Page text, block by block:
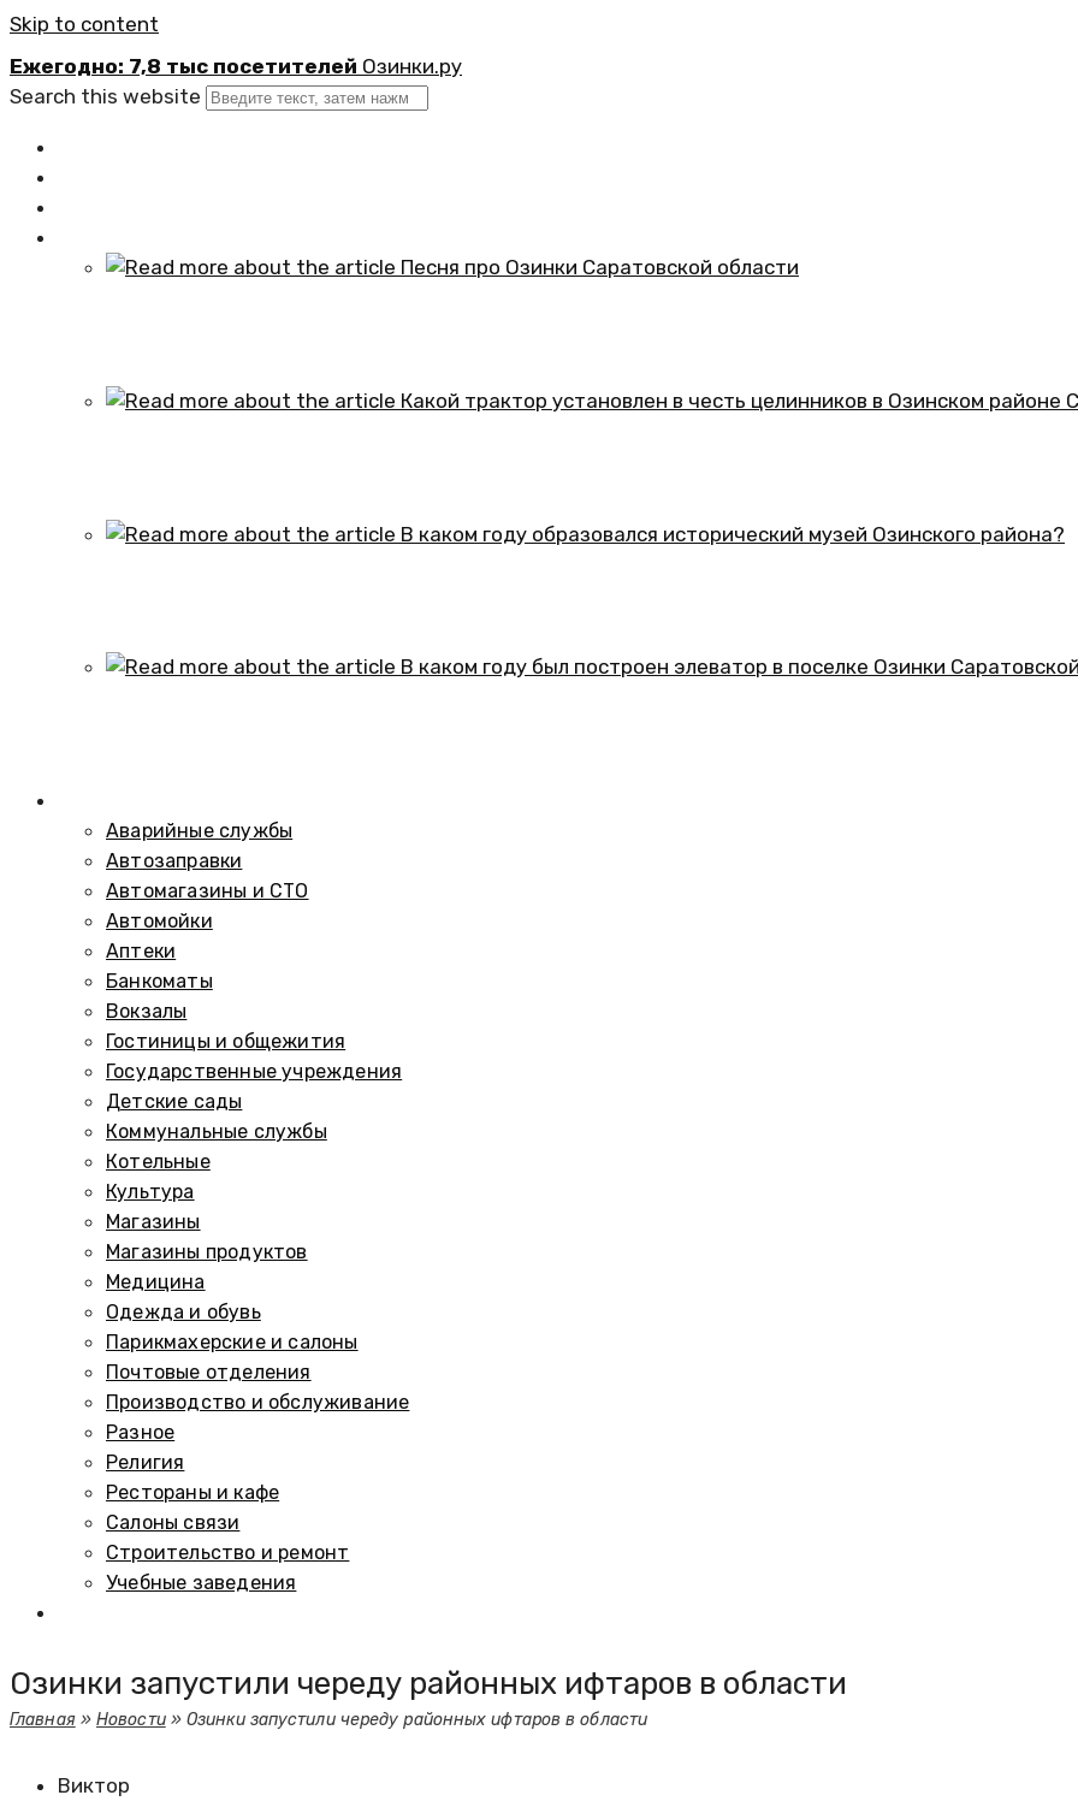
Skip to content
Ежегодно: 7,8 тыс посетителей Озинки.ру
Search this website
Аварийные службы
Автозаправки
Автомагазины и СТО
Автомойки
Аптеки
Банкоматы
Вокзалы
Гостиницы и общежития
Государственные учреждения
Детские сады
Коммунальные службы
Котельные
Культура
Магазины
Магазины продуктов
Медицина
Одежда и обувь
Парикмахерские и салоны
Почтовые отделения
Производство и обслуживание
Разное
Религия
Рестораны и кафе
Салоны связи
Строительство и ремонт
Учебные заведения
Озинки запустили череду районных ифтаров в области
Главная»Новости»Озинки запустили череду районных ифтаров в области
Виктор